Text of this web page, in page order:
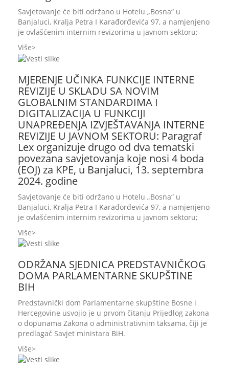
Savjetovanje će biti održano u Hotelu „Bosna“ u
Banjaluci, Kralja Petra I Karađorđevića 97, a namjenjeno
je ovlašćenim internim revizorima u javnom sektoru;
Više
MJERENJE UČINKA FUNKCIJE INTERNE
REVIZIJE U SKLADU SA NOVIM
GLOBALNIM STANDARDIMA I
DIGITALIZACIJA U FUNKCIJI
UNAPREĐENJA IZVJEŠTAVANJA INTERNE
REVIZIJE U JAVNOM SEKTORU: Paragraf
Lex organizuje drugo od dva tematski
povezana savjetovanja koje nosi 4 boda
(EOJ) za KPE, u Banjaluci, 13. septembra
2024. godine
Savjetovanje će biti održano u Hotelu „Bosna“ u
Banjaluci, Kralja Petra I Karađorđevića 97, a namjenjeno
je ovlašćenim internim revizorima u javnom sektoru;
Više
ODRŽANA SJEDNICA PREDSTAVNIČKOG
DOMA PARLAMENTARNE SKUPŠTINE
BIH
Predstavnički dom Parlamentarne skupštine Bosne i
Hercegovine usvojio je u prvom čitanju Prijedlog zakona
o dopunama Zakona o administrativnim taksama, čiji je
predlagač Savjet ministara BiH.
Više